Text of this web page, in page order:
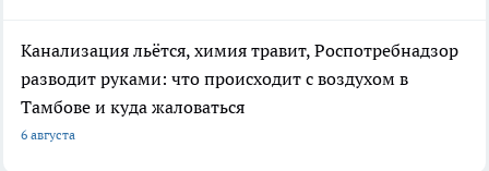
Канализация льётся, химия травит, Роспотребнадзор
разводит руками: что происходит с воздухом в
Тамбове и куда жаловаться
6 августа